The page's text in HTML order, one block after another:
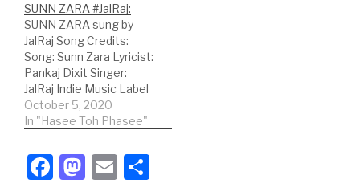
Shashaa Tirupati;Lyricist:
Irshad Kamil;Music
Label: T-Series; Hindi
Lyrics:होना तेरा होनापाना तुम को
पानाजीना है ये मानापल भर में
सदियां हैं, सदियों में।जीना…
SUNN ZARA #JalRaj:
SUNN ZARA sung by
JalRaj Song Credits:
Song: Sunn Zara Lyricist:
Pankaj Dixit Singer:
JalRaj Indie Music Label
Hindi Lyrics: सुन जरा! अर्जियां
ये मांगता हूं मेरे खुदा से तेरी सुन
बातें तेरी सौ बार खुदा से मांगा है?
मन्नत का तू बुरादा…
October 5, 2020
In "Hasee Toh Phasee"
F
M E